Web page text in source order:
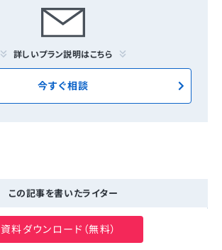
詳しいプラン説明はこちら
今すぐ相談
この記事を書いたライター
資料ダウンロード（無料）